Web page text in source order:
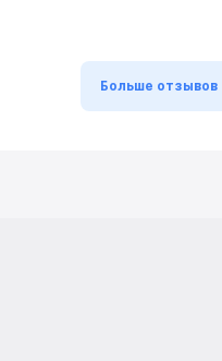
Больше отзывов